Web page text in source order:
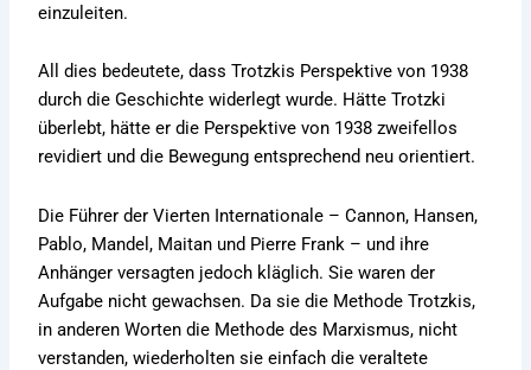
einzuleiten.
All dies bedeutete, dass Trotzkis Perspektive von 1938
durch die Geschichte widerlegt wurde. Hätte Trotzki
überlebt, hätte er die Perspektive von 1938 zweifellos
revidiert und die Bewegung entsprechend neu orientiert.
Die Führer der Vierten Internationale – Cannon, Hansen,
Pablo, Mandel, Maitan und Pierre Frank – und ihre
Anhänger versagten jedoch kläglich. Sie waren der
Aufgabe nicht gewachsen. Da sie die Methode Trotzkis,
in anderen Worten die Methode des Marxismus, nicht
verstanden, wiederholten sie einfach die veraltete